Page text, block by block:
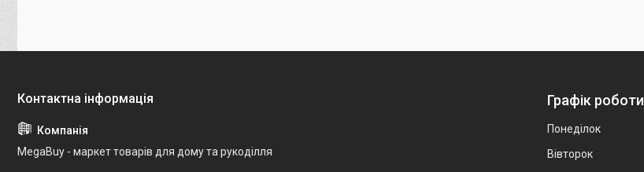
MegaBuy - маркет товарів для дому та рукоділля
Графік роботи
Понеділок
Вівторок